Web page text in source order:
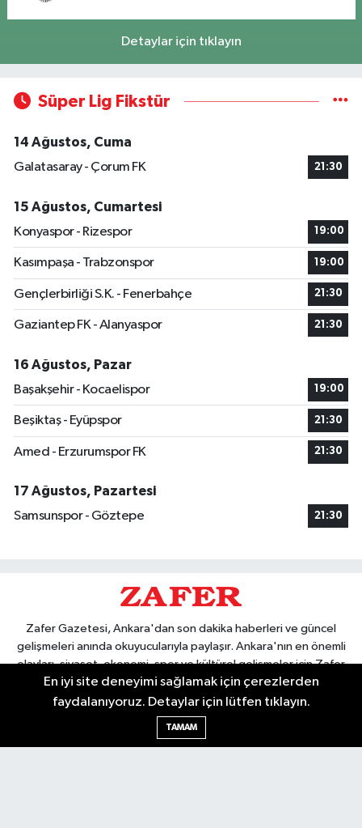
Detaylar için tıklayın
Süper Lig Fikstür
14 Ağustos, Cuma
Galatasaray - Çorum FK
21:30
15 Ağustos, Cumartesi
Konyaspor - Rizespor
19:00
Kasımpaşa - Trabzonspor 19:00
Gençlerbirliği S.K. - Fenerbahçe 21:30
Gaziantep FK - Alanyaspor 21:30
16 Ağustos, Pazar
Başakşehir - Kocaelispor
19:00
Beşiktaş - Eyüpspor 21:30
Amed - Erzurumspor FK 21:30
17 Ağustos, Pazartesi
Samsunspor - Göztepe
21:30
Zafer Gazetesi, Ankara'dan son dakika haberleri ve güncel
gelişmeleri anında okuyucularıyla paylaşır. Ankara'nın en önemli
olayları, siyaset, ekonomi, spor ve kültürel gelişmeler için Zafer
Gazetesi'ni takip edin. Başkentin güvendiği haber kaynağı.
En iyi site deneyimi sağlamak için çerezlerden
faydalanıyoruz. Detaylar için lütfen tıklayın.
TAMAM